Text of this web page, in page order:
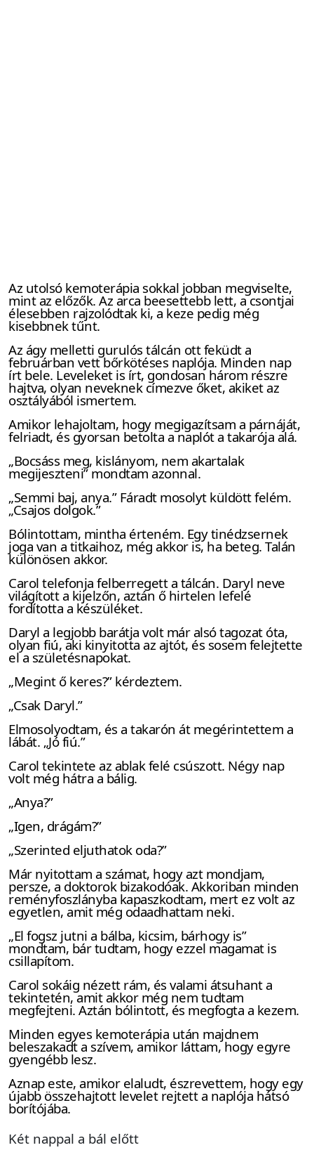
Az utolsó kemoterápia sokkal jobban megviselte,
mint az előzők. Az arca beesettebb lett, a csontjai
élesebben rajzolódtak ki, a keze pedig még
kisebbnek tűnt.
Az ágy melletti gurulós tálcán ott feküdt a
februárban vett bőrkötéses naplója. Minden nap
írt bele. Leveleket is írt, gondosan három részre
hajtva, olyan neveknek címezve őket, akiket az
osztályából ismertem.
Amikor lehajoltam, hogy megigazítsam a párnáját,
felriadt, és gyorsan betolta a naplót a takarója alá.
„Bocsáss meg, kislányom, nem akartalak
megijeszteni” mondtam azonnal.
„Semmi baj, anya.” Fáradt mosolyt küldött felém.
„Csajos dolgok.”
Bólintottam, mintha érteném. Egy tinédzsernek
joga van a titkaihoz, még akkor is, ha beteg. Talán
különösen akkor.
Carol telefonja felberregett a tálcán. Daryl neve
világított a kijelzőn, aztán ő hirtelen lefelé
fordította a készüléket.
Daryl a legjobb barátja volt már alsó tagozat óta,
olyan fiú, aki kinyitotta az ajtót, és sosem felejtette
el a születésnapokat.
„Megint ő keres?” kérdeztem.
„Csak Daryl.”
Elmosolyodtam, és a takarón át megérintettem a
lábát. „Jó fiú.”
Carol tekintete az ablak felé csúszott. Négy nap
volt még hátra a bálig.
„Anya?”
„Igen, drágám?”
„Szerinted eljuthatok oda?”
Már nyitottam a számat, hogy azt mondjam,
persze, a doktorok bizakodóak. Akkoriban minden
reményfoszlányba kapaszkodtam, mert ez volt az
egyetlen, amit még odaadhattam neki.
„El fogsz jutni a bálba, kicsim, bárhogy is”
mondtam, bár tudtam, hogy ezzel magamat is
csillapítom.
Carol sokáig nézett rám, és valami átsuhant a
tekintetén, amit akkor még nem tudtam
megfejteni. Aztán bólintott, és megfogta a kezem.
Minden egyes kemoterápia után majdnem
beleszakadt a szívem, amikor láttam, hogy egyre
gyengébb lesz.
Aznap este, amikor elaludt, észrevettem, hogy egy
újabb összehajtott levelet rejtett a naplója hátsó
borítójába.
Két nappal a bál előtt